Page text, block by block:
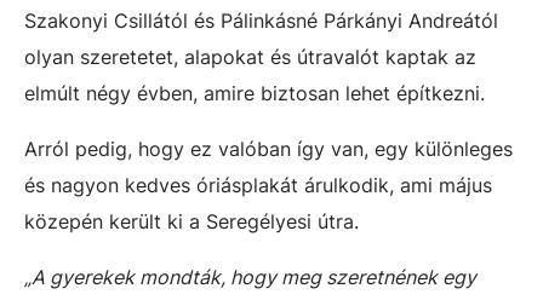
Szakonyi Csillától és Pálinkásné Párkányi Andreától
olyan szeretetet, alapokat és útravalót kaptak az
elmúlt négy évben, amire biztosan lehet építkezni.
Arról pedig, hogy ez valóban így van, egy különleges
és nagyon kedves óriásplakát árulkodik, ami május
közepén került ki a Seregélyesi útra.
„A gyerekek mondták, hogy meg szeretnének egy